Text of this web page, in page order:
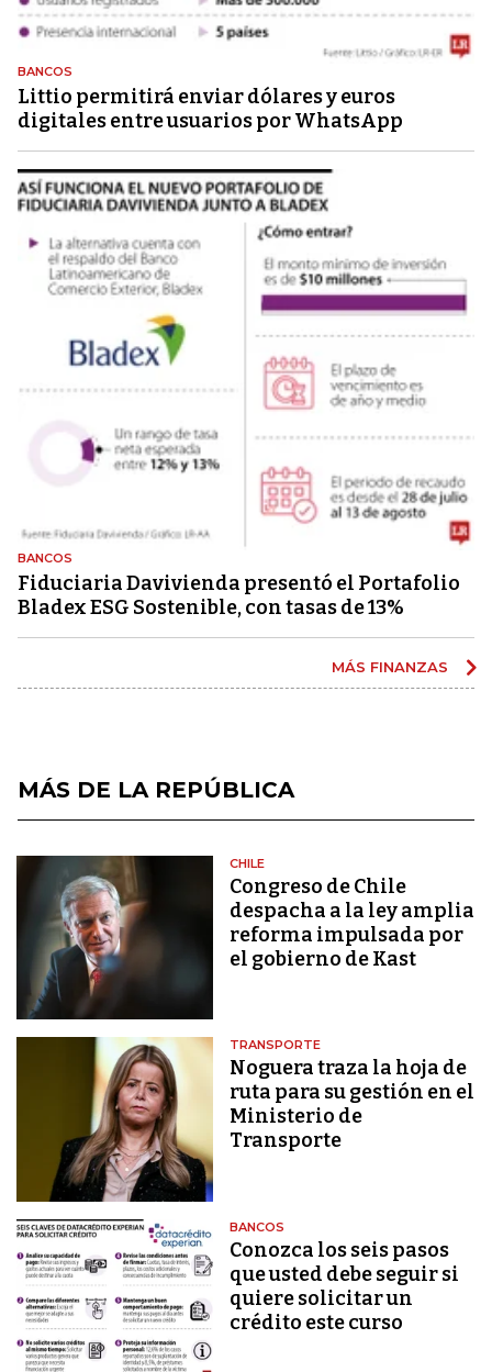
BANCOS
Littio permitirá enviar dólares y euros
digitales entre usuarios por WhatsApp
BANCOS
Fiduciaria Davivienda presentó el Portafolio
Bladex ESG Sostenible, con tasas de 13%
MÁS FINANZAS
MÁS DE LA REPÚBLICA
CHILE
Congreso de Chile
despacha a la ley amplia
reforma impulsada por
el gobierno de Kast
TRANSPORTE
Noguera traza la hoja de
ruta para su gestión en el
Ministerio de
Transporte
BANCOS
Conozca los seis pasos
que usted debe seguir si
quiere solicitar un
crédito este curso